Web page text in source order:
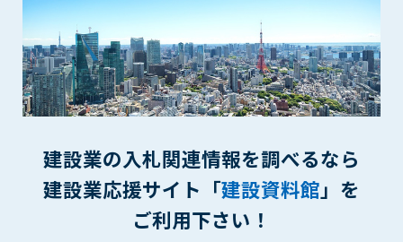
建設業の入札関連情報を調べるなら
建設業応援サイト「建設資料館」を
ご利用下さい！
を負うものとし、管理者は一切責任を負いません。
第6条（会員の禁止事項）
1. 会員は建設資料館WEB上で以下の行為をしないものとしま
す。
(1) 第三者または管理者の著作権、その他知的所有権を侵害す
(2) 第三者または管理者の財産、プライバシー等を侵害する行
為
(3) 第三者または管理者を誹謗中傷する行為
(4) 有害なコンピュータプログラム等を送信又は書き込む行為
(5) 第三者に不利益を与える行為